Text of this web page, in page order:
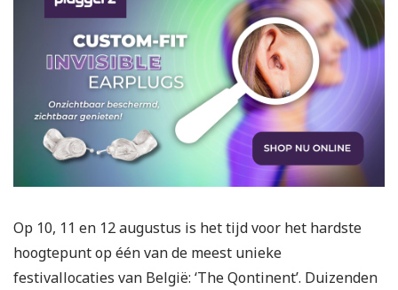
Op 10, 11 en 12 augustus is het tijd voor het hardste
hoogtepunt op één van de meest unieke
festivallocaties van België: ‘The Qontinent’. Duizenden